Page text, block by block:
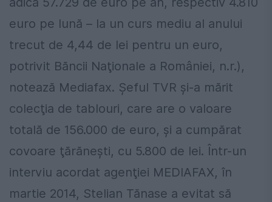
euro pe lună – la un curs mediu al anului
trecut de 4,44 de lei pentru un euro,
potrivit Băncii Naţionale a României, n.r.),
notează Mediafax. Șeful TVR şi-a mărit
colecţia de tablouri, care are o valoare
totală de 156.000 de euro, şi a cumpărat
covoare ţărăneşti, cu 5.800 de lei. Într-un
interviu acordat agenţiei MEDIAFAX, în
martie 2014, Stelian Tănase a evitat să